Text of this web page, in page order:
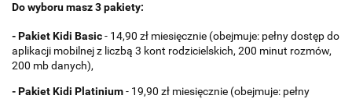
Do wyboru masz 3 pakiety:
- Pakiet Kidi Basic- 14,90 zł miesięcznie (obejmuje: pełny dostęp do
aplikacji mobilnej z liczbą 3 kont rodzicielskich, 200 minut rozmów,
200 mb danych),
- Pakiet Kidi Platinium- 19,90 zł miesięcznie (obejmuje: pełny